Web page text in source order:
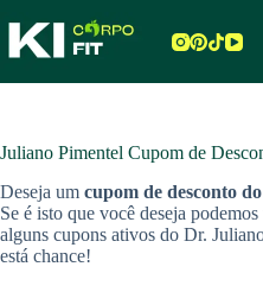
para
Juliano Pimentel Cupom de
Deseja um cupom de desconto
Se é isto que você deseja
alguns cupons ativos do Dr.
está chance!